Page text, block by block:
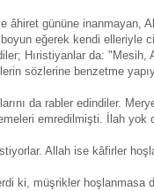
gününe inanmayan,
eğerek kendi elleriyle
Hıristiyanlar da: "Mesih,
sözlerine benzetme
da rabler edindiler.
emredilmişti. İlah yok
Allah ise kâfirler
ki, müşrikler hoşlanmasa